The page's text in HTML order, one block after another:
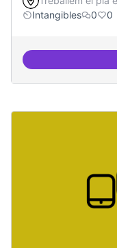
Intangibles
0 0